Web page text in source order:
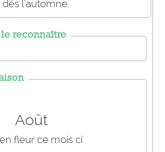
l'automne.
reconnaître
Août
fleur ce mois ci